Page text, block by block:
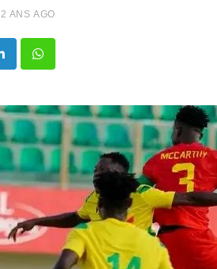
2 ANS AGO
LinkedIn Whatsapp